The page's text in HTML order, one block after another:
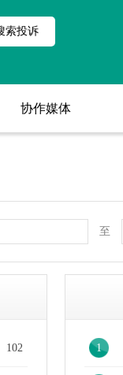
协作媒体
至
102 1